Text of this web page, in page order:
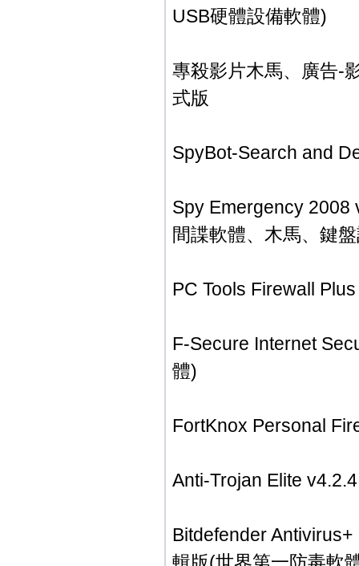
USB硬體設備軟體)
專殺影片木馬、廣告-
式版
SpyBot-Search and
Spy Emergency 2008
間諜軟體、木馬、鍵
PC Tools Firewall
F-Secure Internet
體)
FortKnox Personal
Anti-Trojan Elite
Bitdefender